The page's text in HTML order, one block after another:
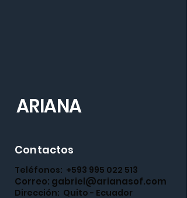
ARIANA
Contactos
Teléfonos: +593 995 022 513
Correo: gabriel@arianasof.com
Dirección: Quito - Ecuador